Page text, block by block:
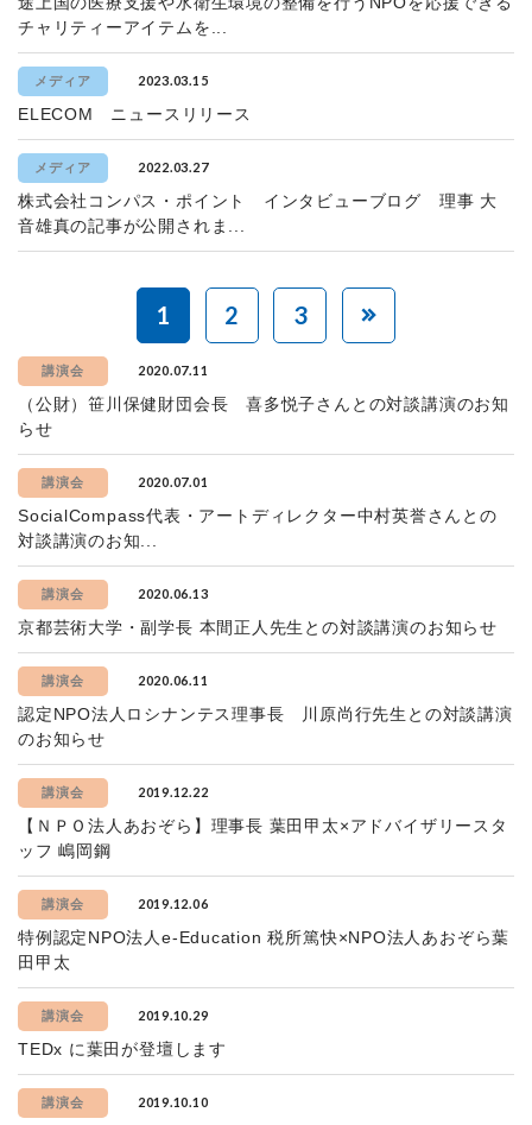
チャリティーアイテムを...
メディア 2023.03.15
ELECOM ニュースリリース
メディア 2022.03.27
株式会社コンパス・ポイント インタビューブログ 理事 大
音雄真の記事が公開されま...
1 2 3
講演会 2020.07.11
（公財）笹川保健財団会長 喜多悦子さんとの対談講演のお知
らせ
講演会 2020.07.01
SocialCompass代表・アートディレクター中村英誉さんとの
対談講演のお知...
講演会 2020.06.13
京都芸術大学・副学長 本間正人先生との対談講演のお知らせ
講演会 2020.06.11
認定NPO法人ロシナンテス理事長 川原尚行先生との対談講演
のお知らせ
講演会 2019.12.22
【ＮＰＯ法人あおぞら】理事長 葉田甲太×アドバイザリースタ
ッフ 嶋岡鋼
講演会 2019.12.06
特例認定NPO法人e-Education 税所篤快×NPO法人あおぞら葉
田甲太
講演会 2019.10.29
TEDx に葉田が登壇します
講演会 2019.10.10